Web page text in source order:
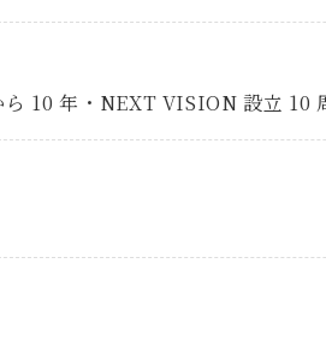
ら 10 年・NEXT VISION 設立 10